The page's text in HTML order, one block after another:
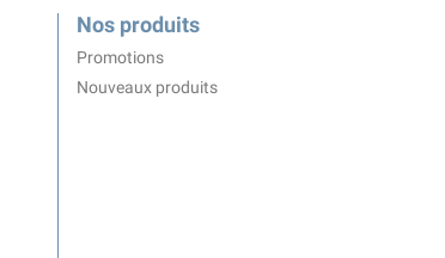
Nos produits
Promotions
Nouveaux produits